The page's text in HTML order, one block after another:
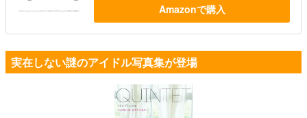
Amazonで購入
実在しない謎のアイドル写真集が登場